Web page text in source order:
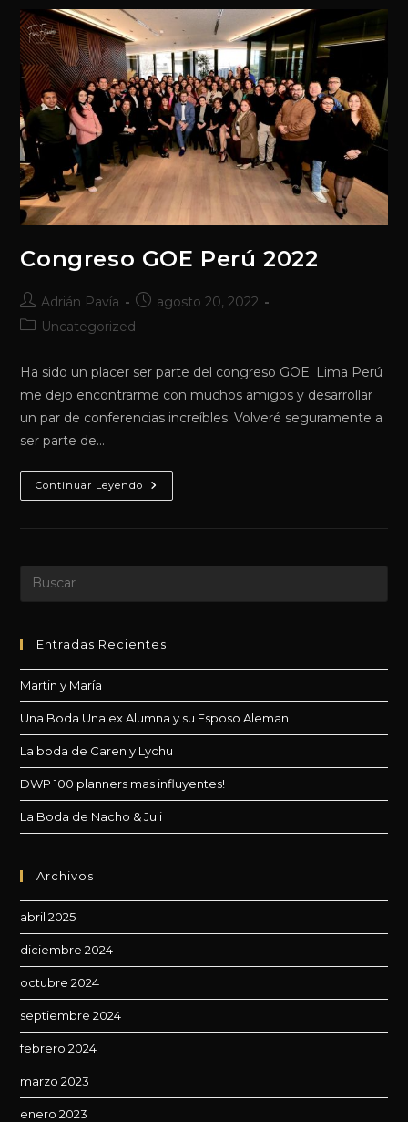
Congreso GOE Perú 2022
Autor
de
Adrián Pavía
Publicación
agosto 20, 2022
Categoría
la
entrada:
Uncategorized
Ha sido un placer ser parte del congreso GOE. Lima Perú
me dejo encontrarme con muchos amigos y desarrollar
un par de conferencias increíbles. Volveré seguramente a
ser parte de…
Continuar Leyendo Congreso
GOE
2022
el
Entradas Recientes
Martin y María
Una Boda Una ex Alumna y su Esposo Aleman
La boda de Caren y Lychu
DWP 100 planners mas influyentes!
La Boda de Nacho & Juli
Archivos
abril 2025
diciembre 2024
octubre 2024
septiembre 2024
febrero 2024
marzo 2023
enero 2023